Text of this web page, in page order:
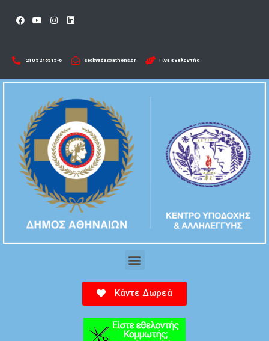
210 5246515-6​ seckyada@athens.gr Γίνε εθελοντής
Κάντε Δωρεά